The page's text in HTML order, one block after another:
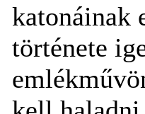
katonáinak
története